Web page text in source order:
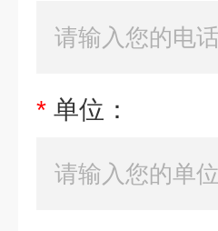
* 单位：